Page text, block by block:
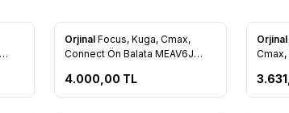
Favorilere Ekle
Orjinal Focus, Kuga, Cmax,
Connect Ön Balata MEAV6J
4.000,00 TL
Tükendi
Orjinal
Cmax,
Filtresi